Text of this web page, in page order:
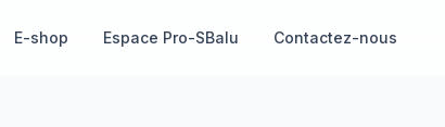
E-shop Espace Pro-SBalu Contactez-nous